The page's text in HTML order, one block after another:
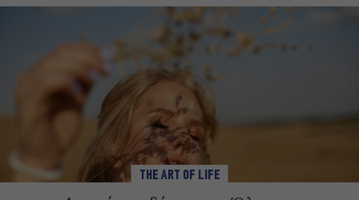
THE ART OF LIFE